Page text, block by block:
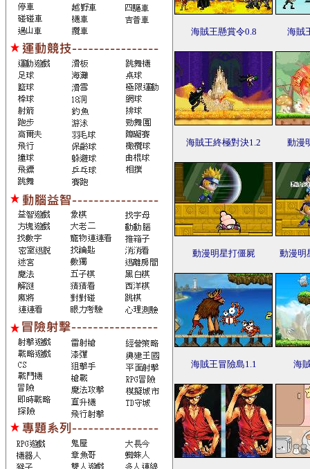
海賊王懸賞令0.8 海賊
海賊王終極對決1.2 動漫
動漫明星打僵屍 動漫明
海賊王冒險島1.1 海